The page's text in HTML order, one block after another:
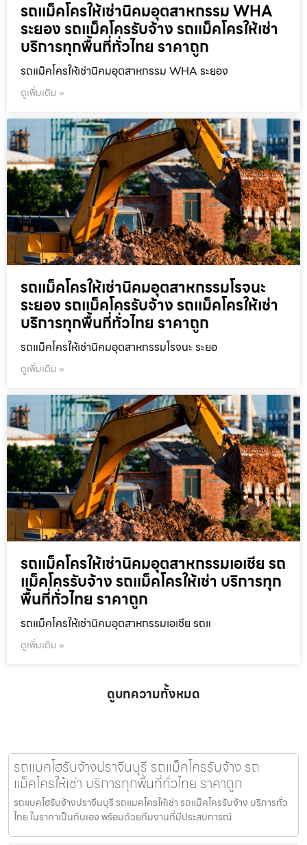
รถแม็คโครให้เช่านิคมอุตสาหกรรม WHA
ระยอง รถแม็คโครรับจ้าง รถแม็คโครให้เช่า
บริการทุกพื้นที่ทั่วไทย ราคาถูก
รถแม็คโครให้เช่านิคมอุตสาหกรรม WHA ระยอง
ดูเพิ่มเติม »
รถแม็คโครให้เช่านิคมอุตสาหกรรมโรจนะ
ระยอง รถแม็คโครรับจ้าง รถแม็คโครให้เช่า
บริการทุกพื้นที่ทั่วไทย ราคาถูก
รถแม็คโครให้เช่านิคมอุตสาหกรรมโรจนะ ระยอ
ดูเพิ่มเติม »
รถแม็คโครให้เช่านิคมอุตสาหกรรมเอเชีย รถ
แม็คโครรับจ้าง รถแม็คโครให้เช่า บริการทุก
พื้นที่ทั่วไทย ราคาถูก
รถแม็คโครให้เช่านิคมอุตสาหกรรมเอเชีย รถแ
ดูเพิ่มเติม »
ดูบทความทั้งหมด
รถแบคโฮรับจ้างปราจีนบุรี รถแม็คโครรับจ้าง รถ
แม็คโครให้เช่า บริการทุกพื้นที่ทั่วไทย ราคาถูก
รถแบคโฮรับจ้างปราจีนบุรี รถแมคโครให้เช่า รถแม็คโครรับจ้าง บริการทั่ว
ไทย ในราคาเป็นกันเอง พร้อมด้วยทีมงานที่มีประสบการณ์